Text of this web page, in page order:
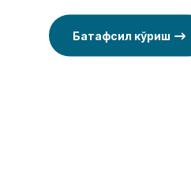
Батафсил кўриш